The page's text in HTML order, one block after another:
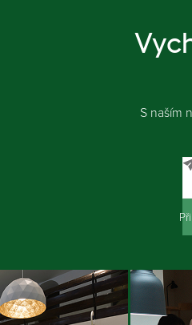
S naším